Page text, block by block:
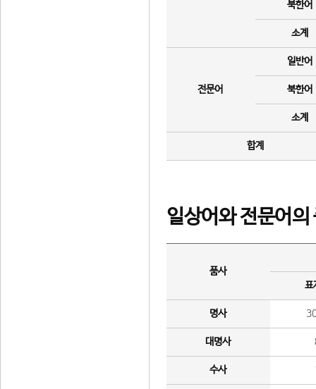
북한어
소계
전문어
일반어
북한어
소계
합계
일상어와 전문어의
품사
표
명사
대명사
수사